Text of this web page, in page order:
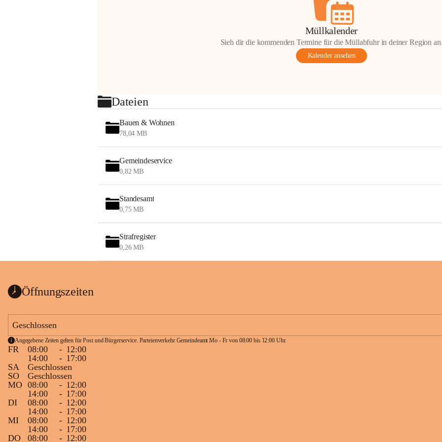
Müllkalender
Sieh dir die kommenden Termine für die Müllabfuhr in deiner Region
Kalender ansehen
Dateien
Bauen & Wohnen
78,04 MB
Gemeindeservice
0,82 MB
Standesamt
0,75 MB
Strafregister
0,26 MB
Öffnungszeiten
Geschlossen
Angegebene Zeiten gelten für Post und Bürgerservice. Parteienverkehr Gemeindeamt Mo - Fr von 08:00 bis 12:00 Uhr.
FR 08:00 - 12:00
14:00
- 17:00
SA
Geschlossen
SO
Geschlossen
MO 08:00 - 12:00
14:00
- 17:00
DI
08:00 - 12:00
14:00
- 17:00
MI
08:00 - 12:00
14:00
- 17:00
DO
08:00 - 12:00